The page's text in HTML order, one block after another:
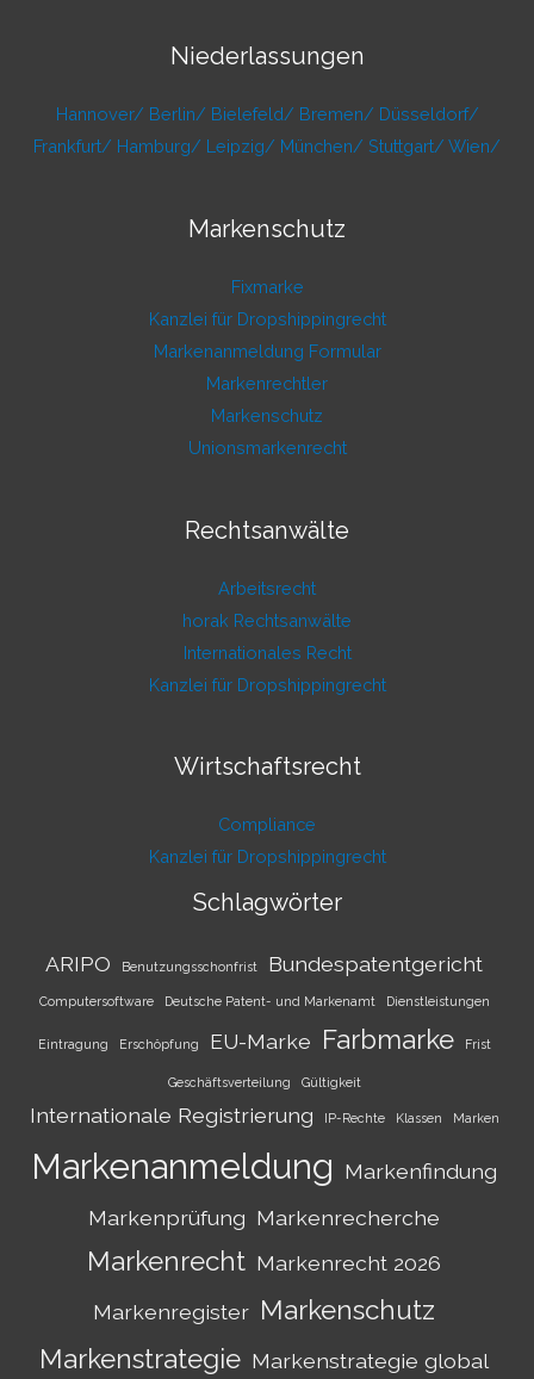
Niederlassungen
Hannover/ Berlin/ Bielefeld/ Bremen/ Düsseldorf/
Frankfurt/ Hamburg/ Leipzig/ München/ Stuttgart/ Wien/
Markenschutz
Fixmarke
Kanzlei für Dropshippingrecht
Markenanmeldung Formular
Markenrechtler
Markenschutz
Unionsmarkenrecht
Rechtsanwälte
Arbeitsrecht
horak Rechtsanwälte
Internationales Recht
Kanzlei für Dropshippingrecht
Wirtschaftsrecht
Compliance
Kanzlei für Dropshippingrecht
Schlagwörter
ARIPO Benutzungsschonfrist Bundespatentgericht
Computersoftware Deutsche Patent- und Markenamt Dienstleistungen
Eintragung Erschöpfung EU-Marke Farbmarke Frist
Geschäftsverteilung Gültigkeit
Internationale Registrierung IP-Rechte Klassen Marken
Markenanmeldung Markenfindung
Markenprüfung Markenrecherche
Markenrecht Markenrecht 2026
Markenregister Markenschutz
Markenstrategie Markenstrategie global